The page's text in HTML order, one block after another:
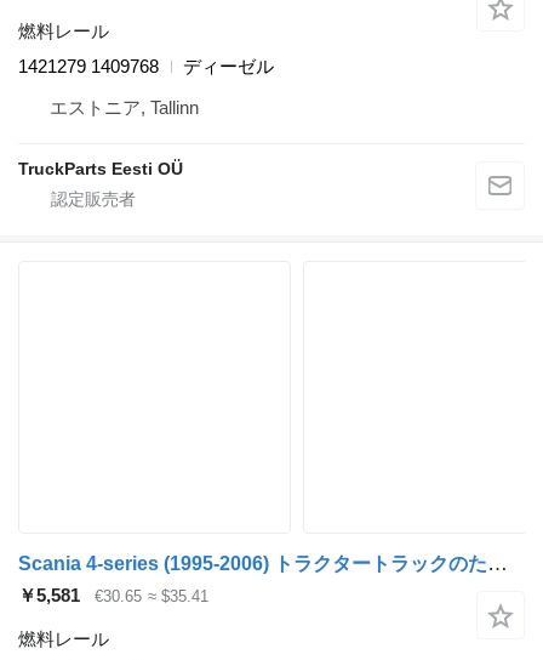
燃料レール
1421279 1409768
ディーゼル
エストニア, Tallinn
TruckParts Eesti OÜ
Scania 4-series (1995-2006) トラクタートラックのためのScania 4-series 124 (01.95-12.04) 1409648 1387569 燃料レール
￥5,581 €30.65 ≈ $35.41
燃料レール